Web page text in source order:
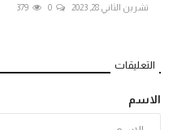
تشرين الثاني 28, 2023 0
379
التعليقات
الاسم